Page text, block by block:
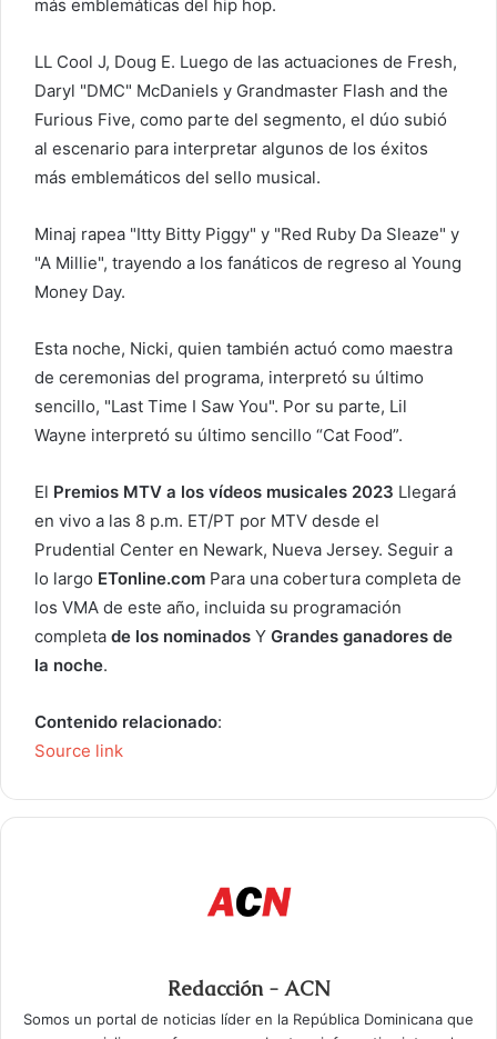
r
e
t
r
i
c
o
más emblemáticas del hip hop.
LL Cool J, Doug E. Luego de las actuaciones de Fresh,
Daryl "DMC" McDaniels y Grandmaster Flash and the
Furious Five, como parte del segmento, el dúo subió
al escenario para interpretar algunos de los éxitos
más emblemáticos del sello musical.
Minaj rapea "Itty Bitty Piggy" y "Red Ruby Da Sleaze" y
"A Millie", trayendo a los fanáticos de regreso al Young
Money Day.
Esta noche, Nicki, quien también actuó como maestra
de ceremonias del programa, interpretó su último
sencillo, "Last Time I Saw You". Por su parte, Lil
Wayne interpretó su último sencillo “Cat Food”.
El Premios MTV a los vídeos musicales 2023 Llegará
en vivo a las 8 p.m. ET/PT por MTV desde el
Prudential Center en Newark, Nueva Jersey. Seguir a
lo largo ETonline.com Para una cobertura completa de
los VMA de este año, incluida su programación
completa de los nominados Y Grandes ganadores de
la noche.
Contenido relacionado:
Source link
Redacción - ACN
Somos un portal de noticias líder en la República Dominicana que